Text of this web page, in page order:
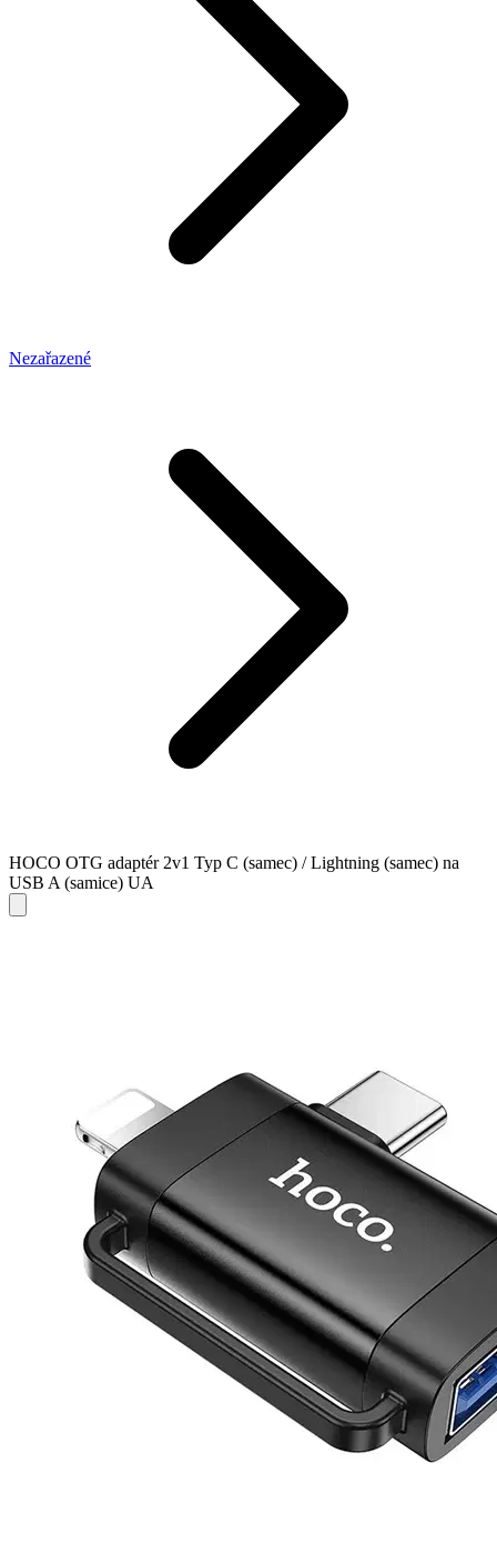
Nezařazené
HOCO OTG adaptér 2v1 Typ C (samec) / Lightning (samec) na
USB A (samice) UA